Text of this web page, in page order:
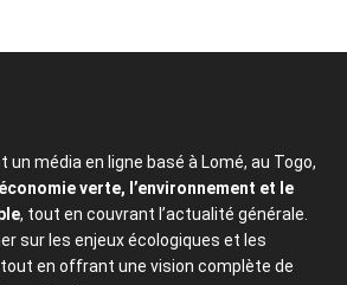
un média en ligne basé à Lomé, au Togo,
verte, l’environnement et le
, tout en couvrant l’actualité générale.
sur les enjeux écologiques et les
en offrant une vision complète de